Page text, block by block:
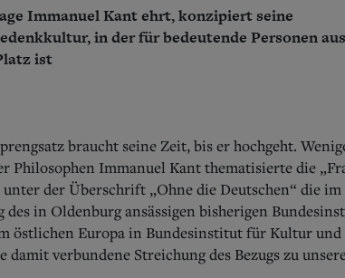
Geschichte
Ostpreußen
Bücher
Immanuel Kant ehrt, konzipiert seine
in der für bedeutende Personen
ist
braucht seine Zeit, bis er hochgeht.
Philosophen Immanuel Kant thematisierte die
der Überschrift „Ohne die Deutschen“ die
in Oldenburg ansässigen bisherigen
östlichen Europa in Bundesinstitut für Kultur und
damit verbundene Streichung des Bezugs zu